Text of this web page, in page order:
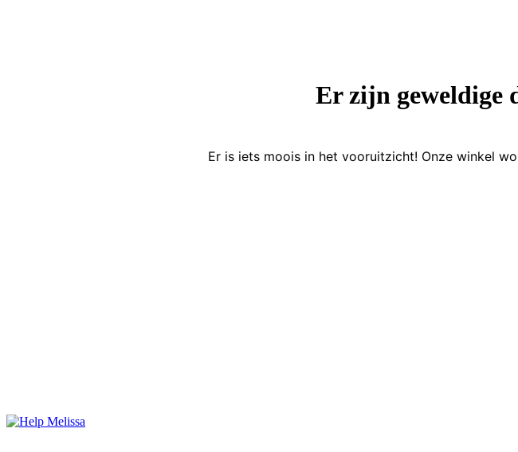
Er zijn geweldige
Er is iets moois in het vooruitzicht! Onze winkel